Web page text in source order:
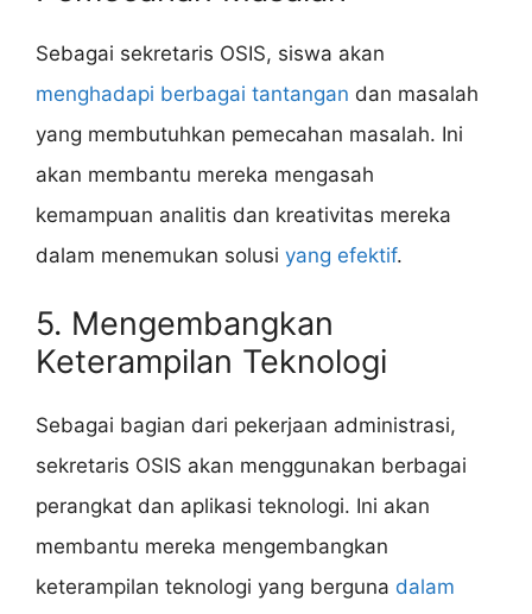
Sebagai sekretaris OSIS, siswa akan
menghadapi berbagai tantangan dan masalah
yang membutuhkan pemecahan masalah. Ini
akan membantu mereka mengasah
kemampuan analitis dan kreativitas mereka
dalam menemukan solusi yang efektif.
5. Mengembangkan
Keterampilan Teknologi
Sebagai bagian dari pekerjaan administrasi,
sekretaris OSIS akan menggunakan berbagai
perangkat dan aplikasi teknologi. Ini akan
membantu mereka mengembangkan
keterampilan teknologi yang berguna dalam